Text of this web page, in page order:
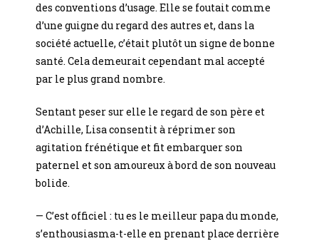
des conventions d’usage. Elle se foutait comme
d’une guigne du regard des autres et, dans la
société actuelle, c’était plutôt un signe de bonne
santé. Cela demeurait cependant mal accepté
par le plus grand nombre.
Sentant peser sur elle le regard de son père et
d’Achille, Lisa consentit à réprimer son
agitation frénétique et fit embarquer son
paternel et son amoureux à bord de son nouveau
bolide.
— C’est officiel : tu es le meilleur papa du monde,
s’enthousiasma-t-elle en prenant place derrière